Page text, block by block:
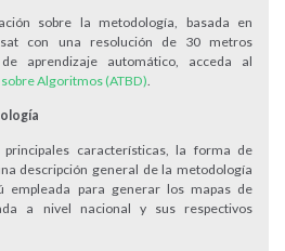
sobre la metodología, basada en
con una resolución de 30 metros
aprendizaje automático, acceda al
Algoritmos (ATBD).
características, la forma de
descripción general de la metodología
empleada para generar los mapas de
a nivel nacional y sus respectivos